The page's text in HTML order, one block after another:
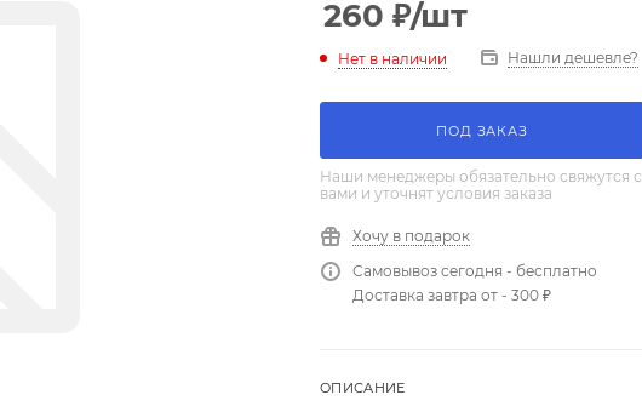
260 ₽/шт
Нет в наличии Нашли дешевле?
ПОД ЗАКАЗ
Наши менеджеры обязательно свяжутся с
вами и уточнят условия заказа
Хочу в подарок
Самовывоз сегодня - бесплатно
Доставка завтра от - 300 ₽
ОПИСАНИЕ